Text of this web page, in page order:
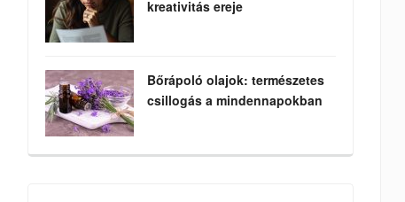
kreativitás ereje
Bőrápoló olajok: természetes
csillogás a mindennapokban